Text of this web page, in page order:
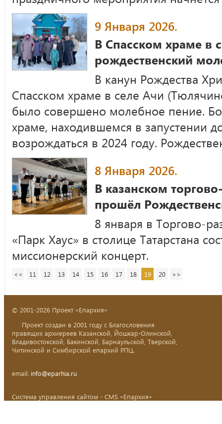
9 Января 2026.
В Спасском храме в
рождественский
В канун Рождества
Спасском храме в селе Ачи
было совершено молебное пение.
храме, находившемся в запустении
возрождаться в 2024 году.
8 Января 2026.
В казанском
прошёл
8 января в Торгово-
«Парк Хаус» в столице Татарстана
миссионерский концерт.
<< 11 12 13 14 15 16 17 18 19 20 >>
© 2001-2026 Проект «Епархия»
Проект создан в 2001 году с Благословения
правящих архиереев Казанской, Йошкар-Олинской,
Владивостокской, Бакинской, Барнаульской, Тверской,
Читинской и Симбирской епархий РПЦ.
email: info@eparhia.ru
Система управления сайтом - CMS «Епархия»